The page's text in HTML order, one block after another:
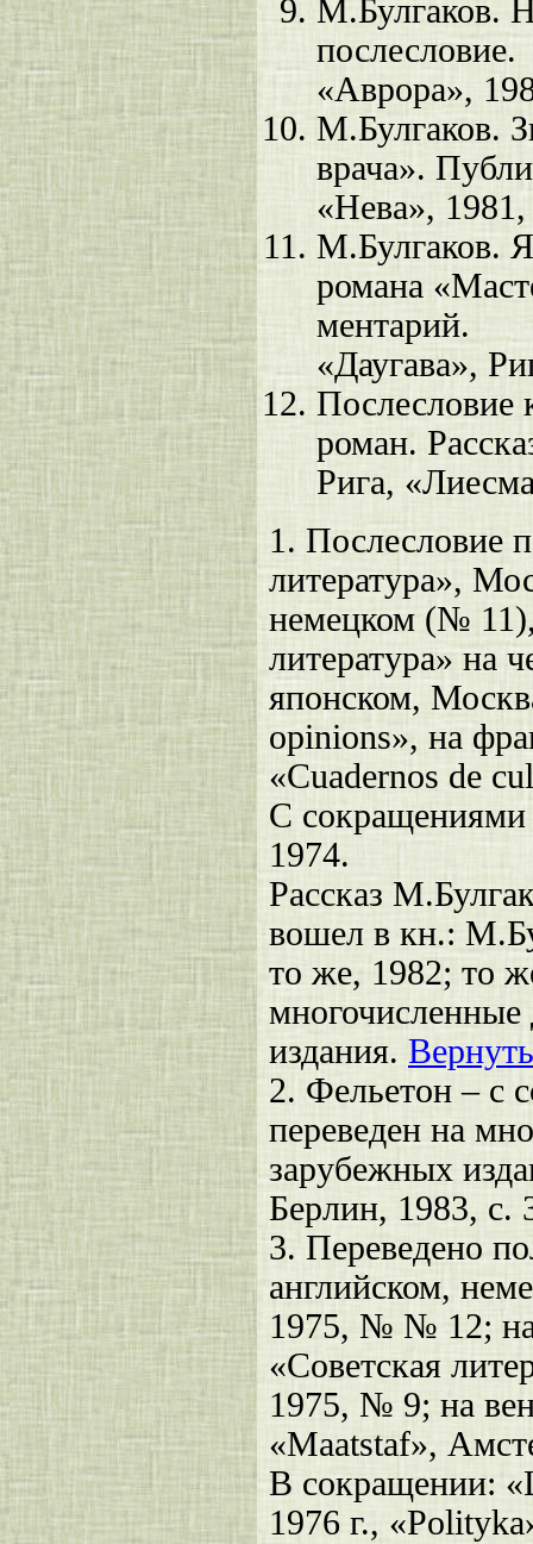
М.Булгаков.
послесловие.
«Аврора»,
М.Булгаков.
врача».
«Нева»,
М.Булгаков.
романа
ментарий.
«Даугава»,
Послесловие
роман.
Рига,
1. Послесловие
литература»,
немецком (№
литература» на
японском,
opinions», на
«Cuadernos de
С сокращениями
1974.
Рассказ
вошел в кн.:
то же, 1982; то
многочисленные
издания.
2. Фельетон – с
переведен на
зарубежных
Берлин, 1983, с.
3. Переведено
английском,
1975, № № 12;
«Советская
1975, № 9; на
«Maatstaf»,
В сокращении:
1976 г.,